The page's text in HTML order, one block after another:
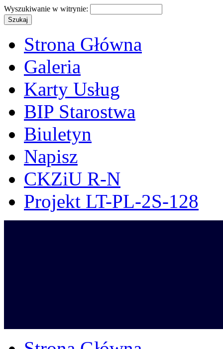
Wyszukiwanie w witrynie:
Strona Główna
Galeria
Karty Usług
BIP Starostwa
Biuletyn
Napisz
CKZiU R-N
Projekt LT-PL-2S-128